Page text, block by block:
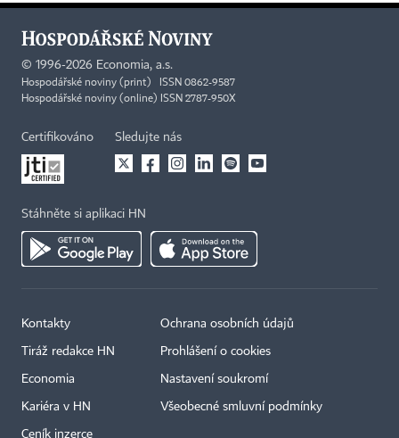
© 1996-2026 Economia, a.s.
Hospodářské noviny (print) ISSN 0862-9587
Hospodářské noviny (online) ISSN 2787-950X
Certifikováno Sledujte nás
Stáhněte si aplikaci HN
Kontakty
Tiráž redakce HN
Economia
Kariéra v HN
Ceník inzerce
Ochrana osobních údajů
Prohlášení o cookies
Nastavení soukromí
Všeobecné smluvní podmínky